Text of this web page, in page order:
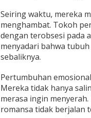
Seiring waktu, mereka
menghambat. Tokoh
dengan terobsesi pada
menyadari bahwa
sebaliknya.
Pertumbuhan
Mereka tidak hanya
merasa ingin
romansa tidak berjalan